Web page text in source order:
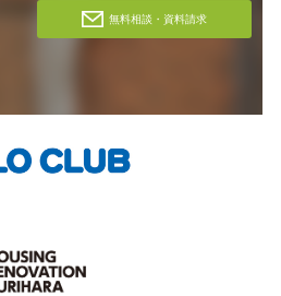
無料相談・資料請求